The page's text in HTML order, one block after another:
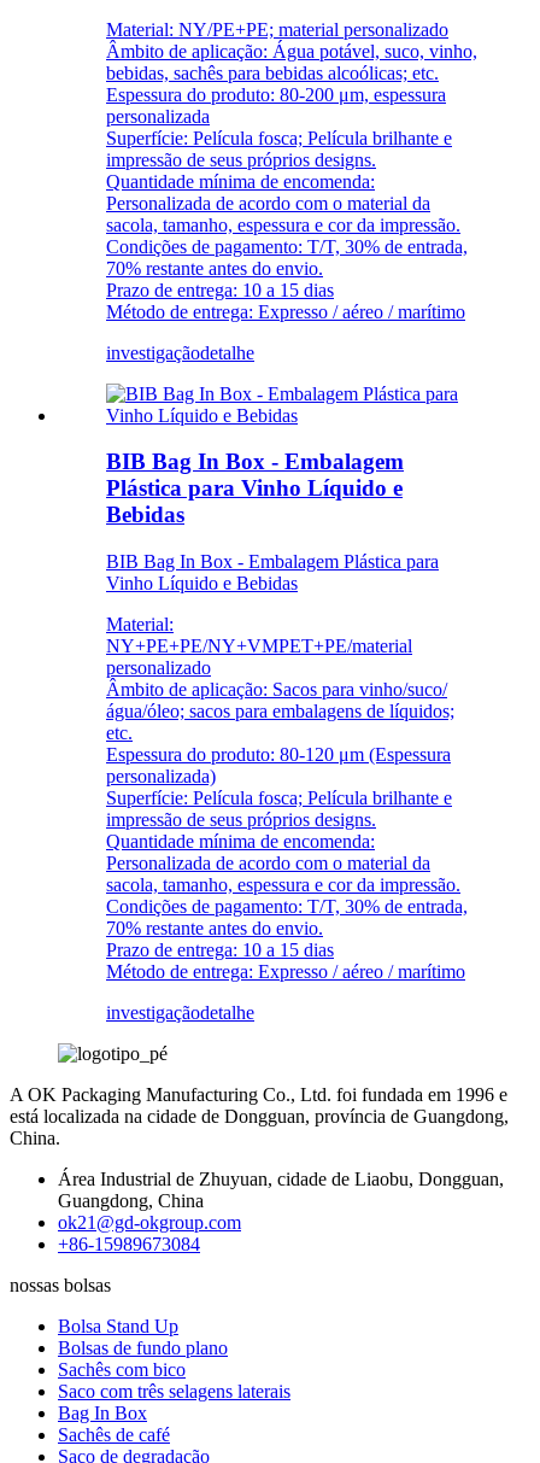
Material: NY/PE+PE; material personalizado
Âmbito de aplicação: Água potável, suco, vinho,
bebidas, sachês para bebidas alcoólicas; etc.
Espessura do produto: 80-200 μm, espessura
personalizada
Superfície: Película fosca; Película brilhante e
impressão de seus próprios designs.
Quantidade mínima de encomenda:
Personalizada de acordo com o material da
sacola, tamanho, espessura e cor da impressão.
Condições de pagamento: T/T, 30% de entrada,
70% restante antes do envio.
Prazo de entrega: 10 a 15 dias
Método de entrega: Expresso / aéreo / marítimo
investigaçãodetalhe
BIB Bag In Box - Embalagem
Plástica para Vinho Líquido e
Bebidas
BIB Bag In Box - Embalagem Plástica para
Vinho Líquido e Bebidas
Material:
NY+PE+PE/NY+VMPET+PE/material
personalizado
Âmbito de aplicação: Sacos para vinho/suco/
água/óleo; sacos para embalagens de líquidos;
etc.
Espessura do produto: 80-120 μm (Espessura
personalizada)
Superfície: Película fosca; Película brilhante e
impressão de seus próprios designs.
Quantidade mínima de encomenda:
Personalizada de acordo com o material da
sacola, tamanho, espessura e cor da impressão.
Condições de pagamento: T/T, 30% de entrada,
70% restante antes do envio.
Prazo de entrega: 10 a 15 dias
Método de entrega: Expresso / aéreo / marítimo
investigaçãodetalhe
A OK Packaging Manufacturing Co., Ltd. foi fundada em 1996 e
está localizada na cidade de Dongguan, província de Guangdong,
China.
Área Industrial de Zhuyuan, cidade de Liaobu, Dongguan,
Guangdong, China
ok21@gd-okgroup.com
+86-15989673084
nossas bolsas
Bolsa Stand Up
Bolsas de fundo plano
Sachês com bico
Saco com três selagens laterais
Bag In Box
Sachês de café
Saco de degradação